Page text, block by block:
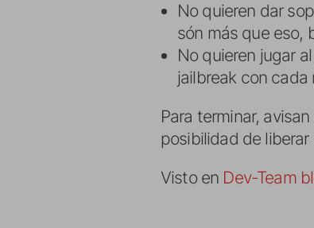
No quieren dar
són más que eso,
No quieren jugar
jailbreak con cada
Para terminar,
posibilidad de
Visto en Dev-Team